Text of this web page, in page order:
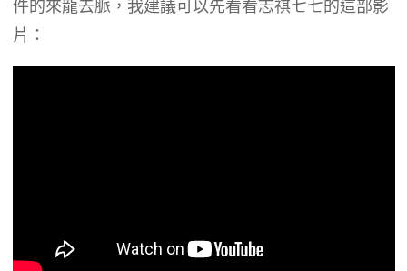
件的來龍去脈，我建議可以先看看志祺七七的這部影
片：